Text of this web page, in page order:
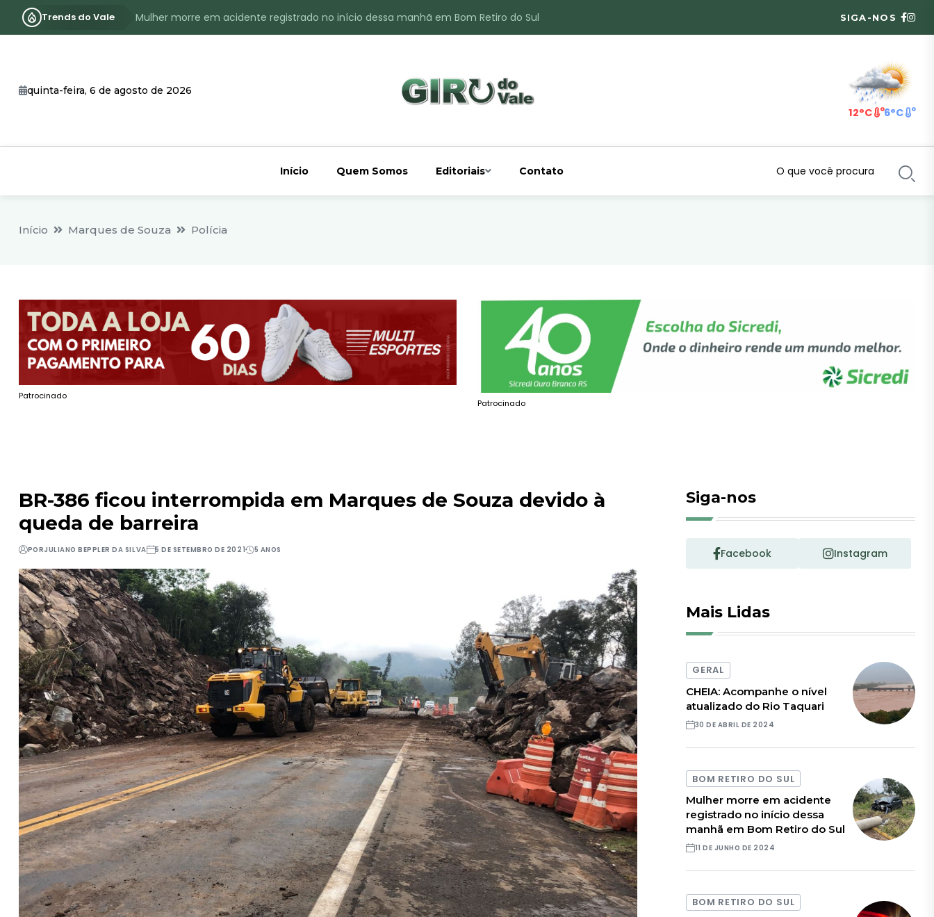
Trends do Vale
Mulher morre em acidente registrado no início dessa manhã em Bom Retiro do Sul
Identificado o jovem assassinado no interior de Bom Retiro do Sul
SIGA-NOS
quinta-feira, 6 de agosto de 2026
12°C 6°C
Início Quem Somos Editoriais Contato
Início Marques de Souza Polícia
Patrocinado
Patrocinado
BR-386 ficou interrompida em Marques de Souza devido à
queda de barreira
PORJULIANO BEPPLER DA SILVA 5 DE SETEMBRO DE 2021 5 ANOS
Siga-nos
Facebook Instagram
Mais Lidas
GERAL
CHEIA: Acompanhe o nível
atualizado do Rio Taquari
30 DE ABRIL DE 2024
BOM RETIRO DO SUL
Mulher morre em acidente
registrado no início dessa
manhã em Bom Retiro do Sul
11 DE JUNHO DE 2024
BOM RETIRO DO SUL